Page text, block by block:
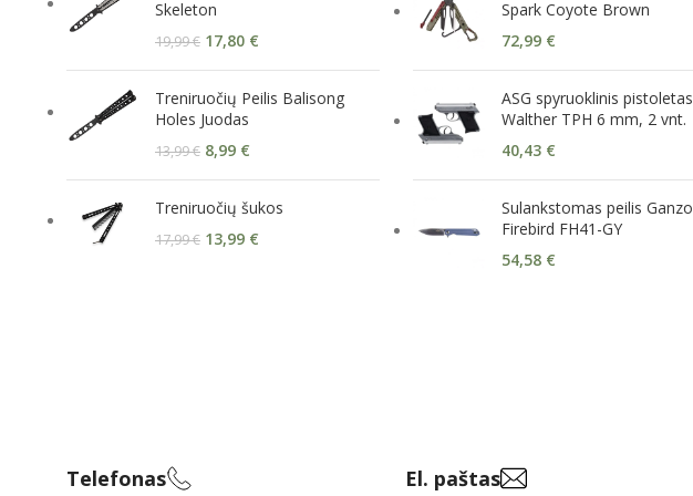
Skeleton
19,99€ 17,80 €
Treniruočių Peilis Balisong
Holes Juodas
13,99€ 8,99 €
Treniruočių šukos
17,99€ 13,99 €
Spark Coyote Brown
72,99 €
ASG spyruoklinis pistoletas
Walther TPH 6 mm, 2 vnt.
40,43 €
Sulankstomas peilis Ganzo
Firebird FH41-GY
54,58 €
Telefonas El. paštas